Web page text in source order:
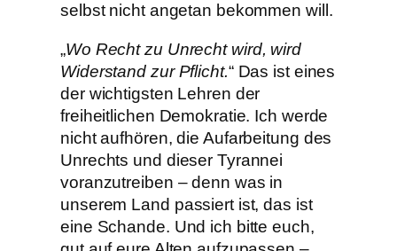
selbst nicht angetan bekommen will.
„Wo Recht zu Unrecht wird, wird
Widerstand zur Pflicht.“ Das ist eines
der wichtigsten Lehren der
freiheitlichen Demokratie. Ich werde
nicht aufhören, die Aufarbeitung des
Unrechts und dieser Tyrannei
voranzutreiben – denn was in
unserem Land passiert ist, das ist
eine Schande. Und ich bitte euch,